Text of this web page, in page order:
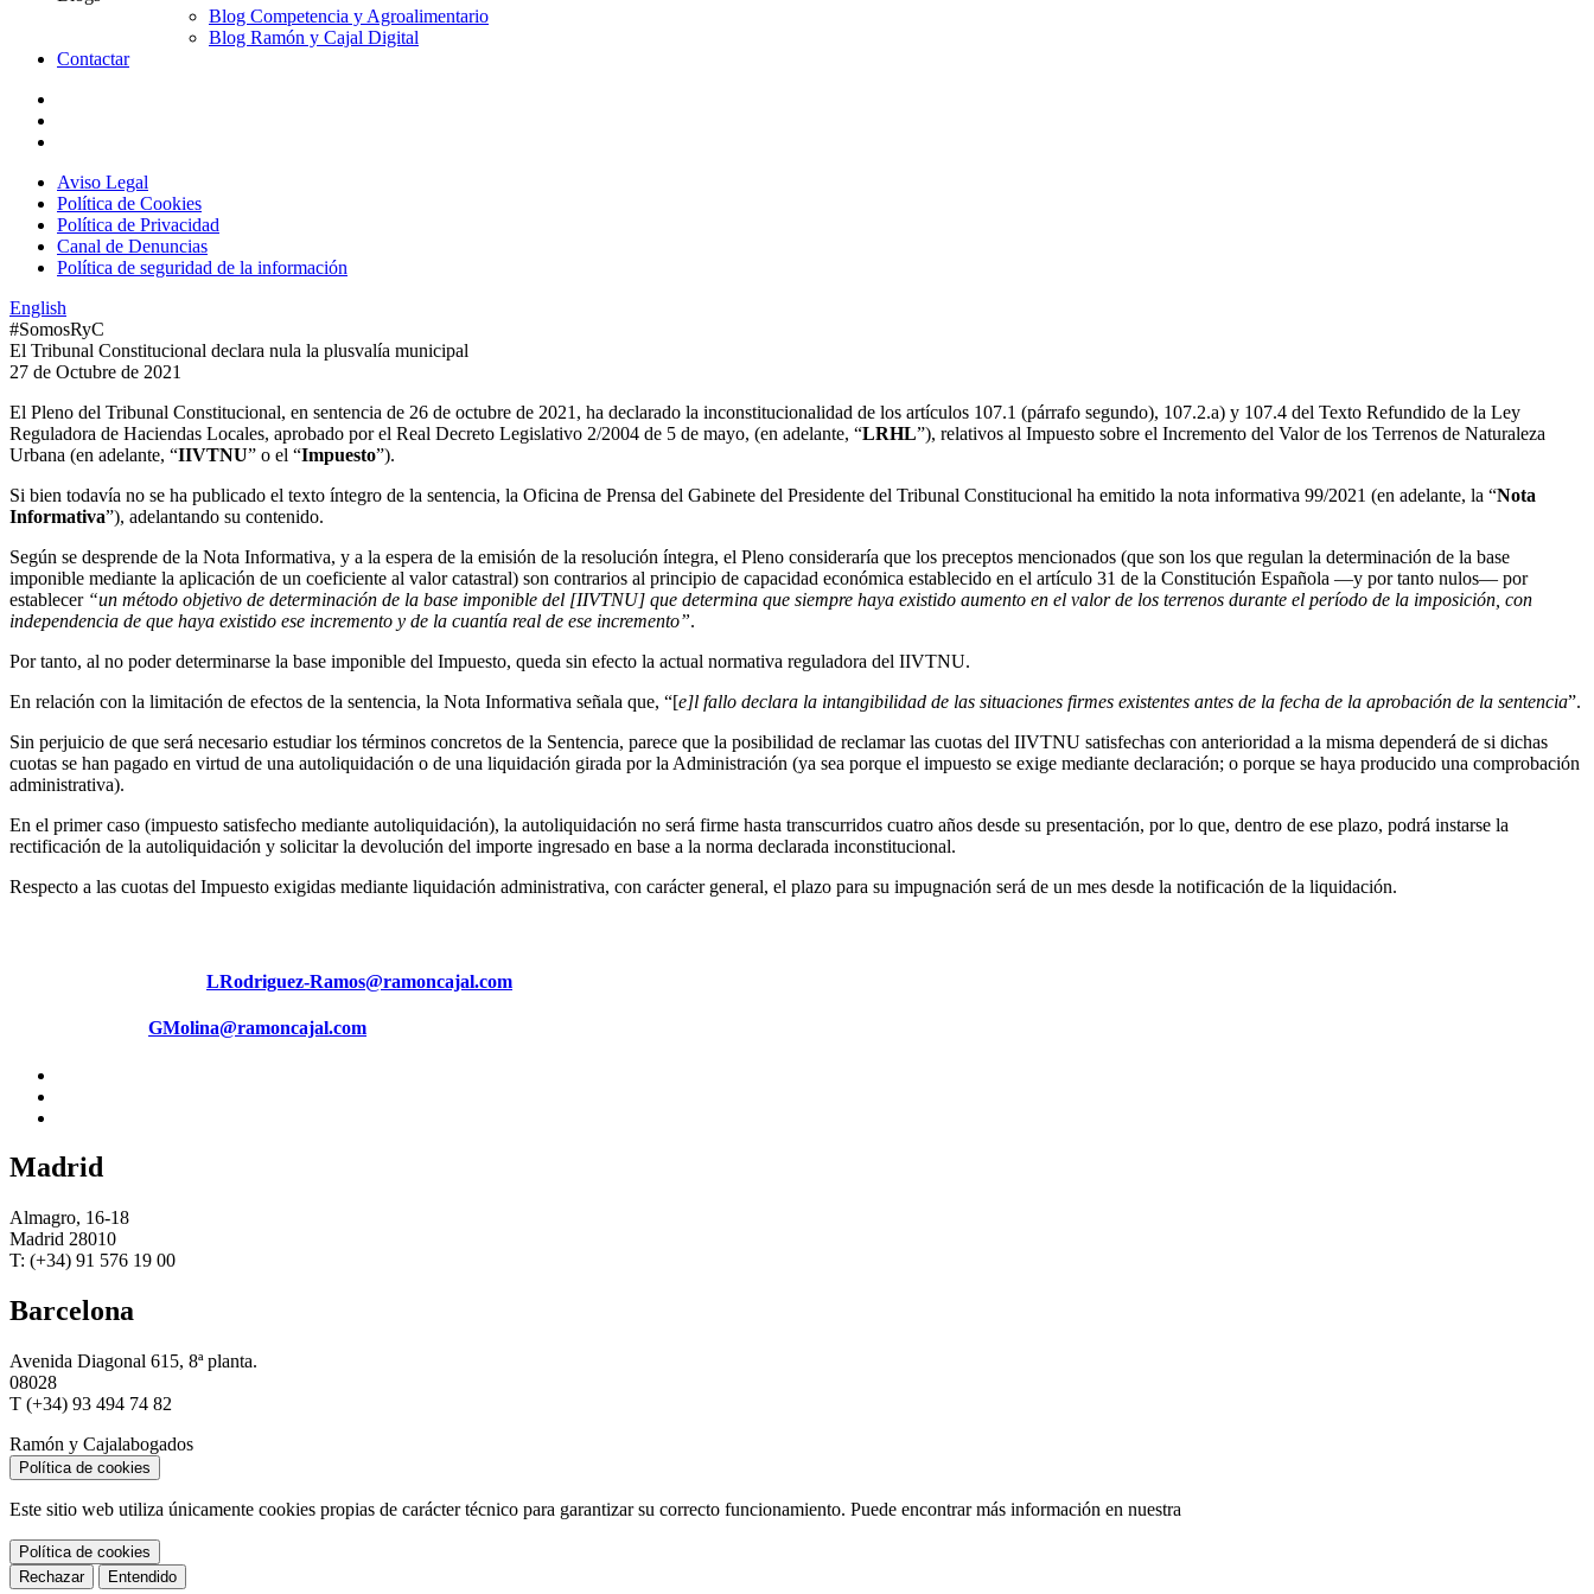
Blog Competencia y Agroalimentario
Blog Ramón y Cajal Digital
Contactar
Aviso Legal
Política de Cookies
Política de Privacidad
Canal de Denuncias
Política de seguridad de la información
English
#SomosRyC
El Tribunal Constitucional declara nula la plusvalía municipal
27 de Octubre de 2021
El Pleno del Tribunal Constitucional, en sentencia de 26 de octubre de 2021, ha declarado la inconstitucionalidad de los artículos 107.1 (párrafo segundo), 107.2.a) y 107.4 del Texto Refundido de la Ley
Reguladora de Haciendas Locales, aprobado por el Real Decreto Legislativo 2/2004 de 5 de mayo, (en adelante, “LRHL”), relativos al Impuesto sobre el Incremento del Valor de los Terrenos de Naturaleza
Urbana (en adelante, “IIVTNU” o el “Impuesto”).
Si bien todavía no se ha publicado el texto íntegro de la sentencia, la Oficina de Prensa del Gabinete del Presidente del Tribunal Constitucional ha emitido la nota informativa 99/2021 (en adelante, la “Nota
Informativa”), adelantando su contenido.
Según se desprende de la Nota Informativa, y a la espera de la emisión de la resolución íntegra, el Pleno consideraría que los preceptos mencionados (que son los que regulan la determinación de la base
imponible mediante la aplicación de un coeficiente al valor catastral) son contrarios al principio de capacidad económica establecido en el artículo 31 de la Constitución Española —y por tanto nulos— por
establecer “un método objetivo de determinación de la base imponible del [IIVTNU] que determina que siempre haya existido aumento en el valor de los terrenos durante el período de la imposición, con
independencia de que haya existido ese incremento y de la cuantía real de ese incremento”.
Por tanto, al no poder determinarse la base imponible del Impuesto, queda sin efecto la actual normativa reguladora del IIVTNU.
En relación con la limitación de efectos de la sentencia, la Nota Informativa señala que, “[e]l fallo declara la intangibilidad de las situaciones firmes existentes antes de la fecha de la aprobación de la sentencia”.
Sin perjuicio de que será necesario estudiar los términos concretos de la Sentencia, parece que la posibilidad de reclamar las cuotas del IIVTNU satisfechas con anterioridad a la misma dependerá de si dichas
cuotas se han pagado en virtud de una autoliquidación o de una liquidación girada por la Administración (ya sea porque el impuesto se exige mediante declaración; o porque se haya producido una comprobación
administrativa).
En el primer caso (impuesto satisfecho mediante autoliquidación), la autoliquidación no será firme hasta transcurridos cuatro años desde su presentación, por lo que, dentro de ese plazo, podrá instarse la
rectificación de la autoliquidación y solicitar la devolución del importe ingresado en base a la norma declarada inconstitucional.
Respecto a las cuotas del Impuesto exigidas mediante liquidación administrativa, con carácter general, el plazo para su impugnación será de un mes desde la notificación de la liquidación.
LRodriguez-Ramos@ramoncajal.com
GMolina@ramoncajal.com
Madrid
Almagro, 16-18
Madrid 28010
T: (+34) 91 576 19 00
Barcelona
Avenida Diagonal 615, 8ª planta.
08028
T (+34) 93 494 74 82
Ramón y Cajalabogados
Política de cookies
Este sitio web utiliza únicamente cookies propias de carácter técnico para garantizar su correcto funcionamiento. Puede encontrar más información en nuestra
Política de cookies
Rechazar
Entendido